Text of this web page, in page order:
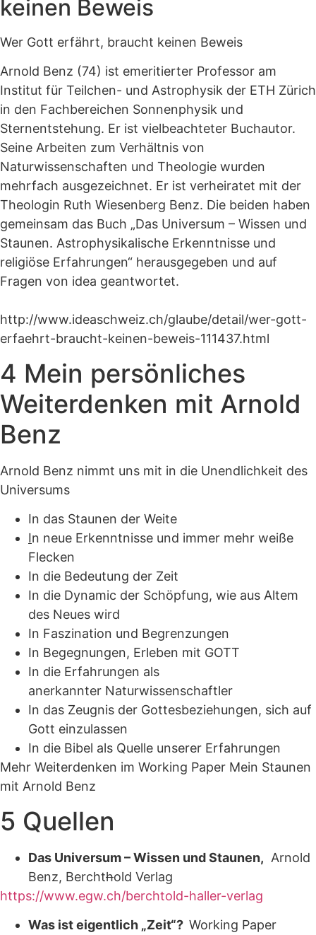
keinen Beweis
Wer Gott erfährt, braucht keinen Beweis
Arnold Benz (74) ist emeritierter Professor am
Institut für Teilchen- und Astrophysik der ETH Zürich
in den Fachbereichen Sonnenphysik und
Sternentstehung. Er ist vielbeachteter Buchautor.
Seine Arbeiten zum Verhältnis von
Naturwissenschaften und Theologie wurden
mehrfach ausgezeichnet. Er ist verheiratet mit der
Theologin Ruth Wiesenberg Benz. Die beiden haben
gemeinsam das Buch „Das Universum – Wissen und
Staunen. Astrophysikalische Erkenntnisse und
religiöse Erfahrungen“ herausgegeben und auf
Fragen von idea geantwortet.
http://www.ideaschweiz.ch/glaube/detail/wer-gott-
erfaehrt-braucht-keinen-beweis-111437.html
4 Mein persönliches
Weiterdenken mit Arnold
Benz
Arnold Benz nimmt uns mit in die Unendlichkeit des
Universums
In das Staunen der Weite
In neue Erkenntnisse und immer mehr weiße
Flecken
In die Bedeutung der Zeit
In die Dynamic der Schöpfung, wie aus Altem
des Neues wird
In Faszination und Begrenzungen
In Begegnungen, Erleben mit GOTT
In die Erfahrungen als
anerkannter Naturwissenschaftler
In das Zeugnis der Gottesbeziehungen, sich auf
Gott einzulassen
In die Bibel als Quelle unserer Erfahrungen
Mehr Weiterdenken im Working Paper Mein Staunen
mit Arnold Benz
5 Quellen
Das Universum – Wissen undStaunen, Arnold
Benz, Berchthold Verlag
https://www.egw.ch/berchtold-haller-verlag
Was ist eigentlich „Zeit“? Working Paper